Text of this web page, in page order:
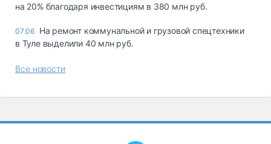
на 20% благодаря инвестициям в 380 млн руб.
07:06 На ремонт коммунальной и грузовой спецтехники
в Туле выделили 40 млн руб.
Все новости